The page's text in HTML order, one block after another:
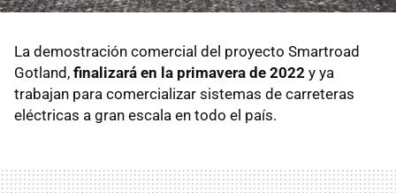
La demostración comercial del proyecto Smartroad
Gotland, finalizará en la primavera de 2022 y ya
trabajan para comercializar sistemas de carreteras
eléctricas a gran escala en todo el país.